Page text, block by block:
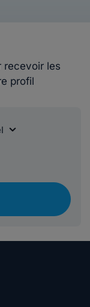
recevoir les
profil